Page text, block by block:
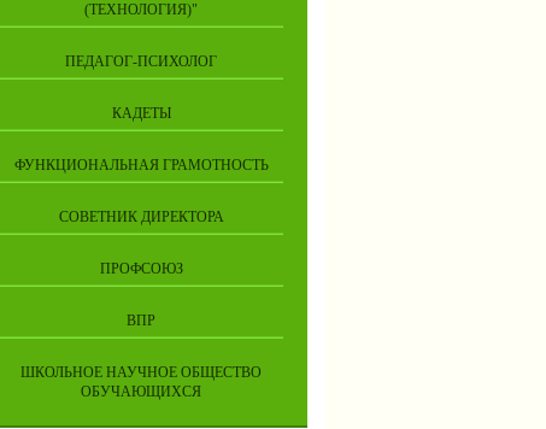
(ТЕХНОЛОГИЯ)"
ПЕДАГОГ-ПСИХОЛОГ
КАДЕТЫ
ФУНКЦИОНАЛЬНАЯ ГРАМОТНОСТЬ
СОВЕТНИК ДИРЕКТОРА
ПРОФСОЮЗ
ВПР
ШКОЛЬНОЕ НАУЧНОЕ ОБЩЕСТВО
ОБУЧАЮЩИХСЯ